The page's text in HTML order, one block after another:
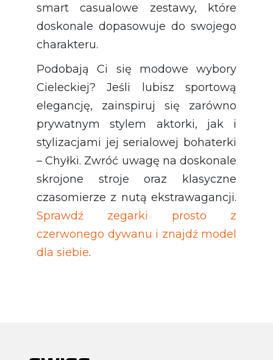
smart casualowe zestawy, które
doskonale dopasowuje do swojego
charakteru.
Podobają Ci się modowe wybory
Cieleckiej? Jeśli lubisz sportową
elegancję, zainspiruj się zarówno
prywatnym stylem aktorki, jak i
stylizacjami jej serialowej bohaterki
– Chyłki. Zwróć uwagę na doskonale
skrojone stroje oraz klasyczne
czasomierze z nutą ekstrawagancji.
Sprawdź zegarki prosto z
czerwonego dywanu i znajdź model
dla siebie.